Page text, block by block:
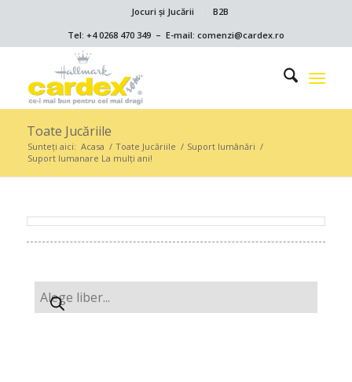
Jocuri și Jucării
B2B
Tel: +4 0268 470 349 – E-mail: comenzi@cardex.ro
Toate Jucăriile
Sunteți aici: Acasa / Toate Jucăriile / Suport lumânări /
Suport lumanare La mulți ani!